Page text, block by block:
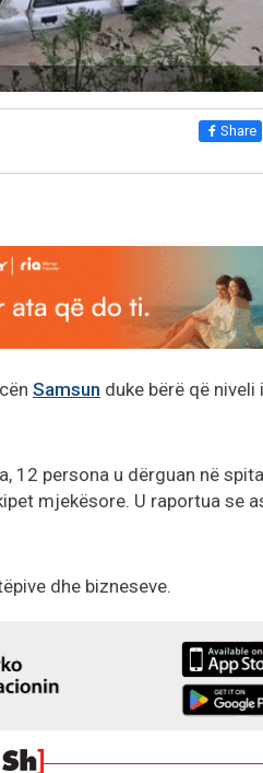
Share
Samsun duke bërë që
12 persona u dërguan në
mjekësore. U raportua se
dhe bizneseve.